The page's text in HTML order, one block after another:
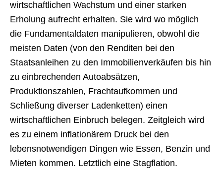
wirtschaftlichen Wachstum und einer starken
Erholung aufrecht erhalten. Sie wird wo möglich
die Fundamentaldaten manipulieren, obwohl die
meisten Daten (von den Renditen bei den
Staatsanleihen zu den Immobilienverkäufen bis hin
zu einbrechenden Autoabsätzen,
Produktionszahlen, Frachtaufkommen und
Schließung diverser Ladenketten) einen
wirtschaftlichen Einbruch belegen. Zeitgleich wird
es zu einem inflationärem Druck bei den
lebensnotwendigen Dingen wie Essen, Benzin und
Mieten kommen. Letztlich eine Stagflation.